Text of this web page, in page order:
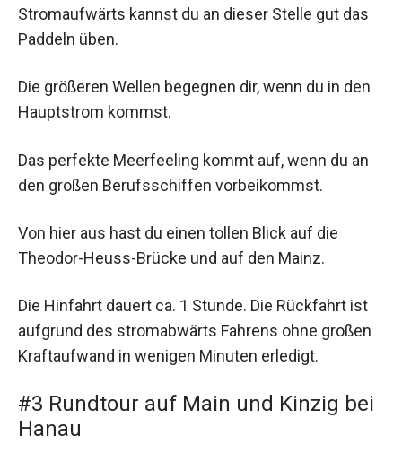
Stromaufwärts kannst du an dieser Stelle gut das
Paddeln üben.
Die größeren Wellen begegnen dir, wenn du in den
Hauptstrom kommst.
Das perfekte Meerfeeling kommt auf, wenn du an
den großen Berufsschiffen vorbeikommst.
Von hier aus hast du einen tollen Blick auf die
Theodor-Heuss-Brücke und auf den Mainz.
Die Hinfahrt dauert ca. 1 Stunde. Die Rückfahrt ist
aufgrund des stromabwärts Fahrens ohne großen
Kraftaufwand in wenigen Minuten erledigt.
#3 Rundtour auf Main und Kinzig bei
Hanau